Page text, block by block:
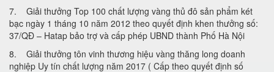
7. Giải thưởng Top 100 chất lượng vàng thủ đô sản phẩm két
bạc ngày 1 tháng 10 năm 2012 theo quyết định khen thưởng số:
37/QĐ – Hatap bảo trợ và cấp phép UBND thành Phố Hà Nội
8. Giải thưởng tôn vinh thương hiệu vàng thăng long doanh
nghiệp Uy tín chất lượng năm 2017 ( Cấp theo quyết định số